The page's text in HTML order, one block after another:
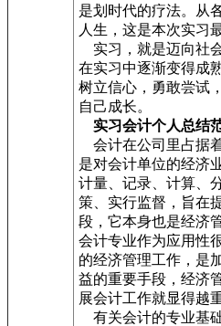
是划时代的疗法。从
人生，这是本次实习
实习，就是迈向社
在实习中逐渐变得成
树立信心，勇敢尝试
自己成长。
实习会计个人总结
会计在公司里占据
是对会计单位的经济
计量、记录、计算、
策、实行监督，旨在
段，它本身也是经济
会计专业作为应用性
的经济管理工作，是
益的重要手段，经济
展会计工作就显得越
有关会计的专业基